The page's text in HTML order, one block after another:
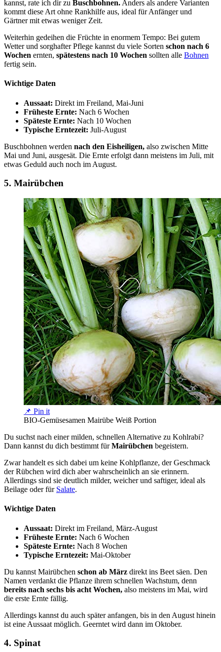
kannst, rate ich dir zu Buschbohnen. Anders als andere Varianten
kommt diese Art ohne Rankhilfe aus, ideal für Anfänger und
Gärtner mit etwas weniger Zeit.
Weiterhin gedeihen die Früchte in enormem Tempo: Bei gutem
Wetter und sorghafter Pflege kannst du viele Sorten schon nach 6
Wochen ernten, spätestens nach 10 Wochen sollten alle Bohnen
fertig sein.
Wichtige Daten
Aussaat: Direkt im Freiland, Mai-Juni
Früheste Ernte: Nach 6 Wochen
Späteste Ernte: Nach 10 Wochen
Typische Erntezeit: Juli-August
Buschbohnen werden nach den Eisheiligen, also zwischen Mitte
Mai und Juni, ausgesät. Die Ernte erfolgt dann meistens im Juli, mit
etwas Geduld auch noch im August.
5. Mairübchen
📌 Pin it
BIO-Gemüsesamen Mairübe Weiß Portion
Du suchst nach einer milden, schnellen Alternative zu Kohlrabi?
Dann kannst du dich bestimmt fürMairübchen begeistern.
Zwar handelt es sich dabei um keine Kohlpflanze, der Geschmack
der Rübchen wird dich aber wahrscheinlich an sie erinnern.
Allerdings sind sie deutlich milder, weicher und saftiger, ideal als
Beilage oder für Salate.
Wichtige Daten
Aussaat: Direkt im Freiland, März-August
Früheste Ernte: Nach 6 Wochen
Späteste Ernte: Nach 8 Wochen
Typische Erntezeit: Mai-Oktober
Du kannst Mairübchen schon ab März direkt ins Beet säen. Den
Namen verdankt die Pflanze ihrem schnellen Wachstum, denn
bereits nach sechs bis acht Wochen, also meistens im Mai, wird
die erste Ernte fällig.
Allerdings kannst du auch später anfangen, bis in den August hinein
ist eine Aussaat möglich. Geerntet wird dann im Oktober.
4. Spinat